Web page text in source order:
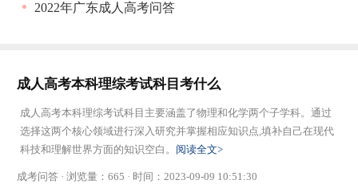
2022年广东成人高考问答
成人高考本科理综考试科目考什么
成人高考本科理综考试科目主要涵盖了物理和化学两个子学科。通过
选择这两个核心领域进行深入研究并掌握相应知识点,填补自己在现代
科技和理解世界方面的知识空白。 阅读全文>
成考问答 · 浏览量：665 · 时间：2023-09-09 10:51:30